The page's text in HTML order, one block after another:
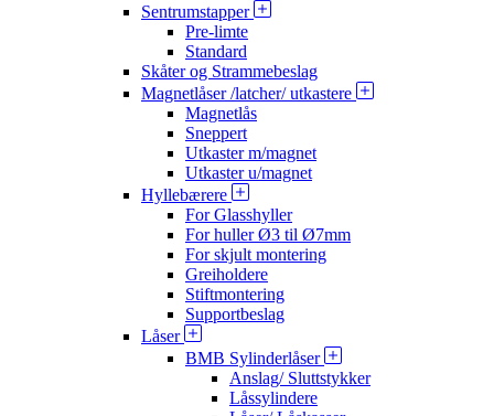
Sentrumstapper
Pre-limte
Standard
Skåter og Strammebeslag
Magnetlåser /latcher/ utkastere
Magnetlås
Sneppert
Utkaster m/magnet
Utkaster u/magnet
Hyllebærere
For Glasshyller
For huller Ø3 til Ø7mm
For skjult montering
Greiholdere
Stiftmontering
Supportbeslag
Låser
BMB Sylinderlåser
Anslag/ Sluttstykker
Låssylindere